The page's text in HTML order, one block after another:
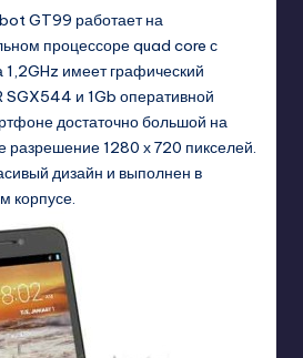
GT99 работает на
процессоре quad core с
1,2GHz имеет графический
SGX544 и 1Gb оперативной
достаточно большой на
разрешение 1280 х 720 пикселей.
дизайн и выполнен в
корпусе.